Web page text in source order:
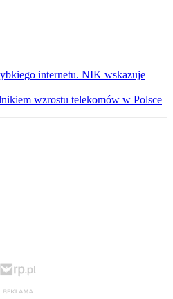
internetu. NIK wskazuje
wzrostu telekomów w Polsce